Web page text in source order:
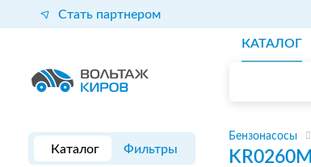
Стать партнером
КАТАЛОГ
Каталог Фильтры
Бензонасосы
KR0260M